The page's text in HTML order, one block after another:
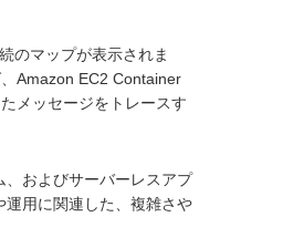
のマップが表示されま
Amazon EC2 Container
メッセージをトレースす
およびサーバーレスアプ
運用に関連した、複雑さや